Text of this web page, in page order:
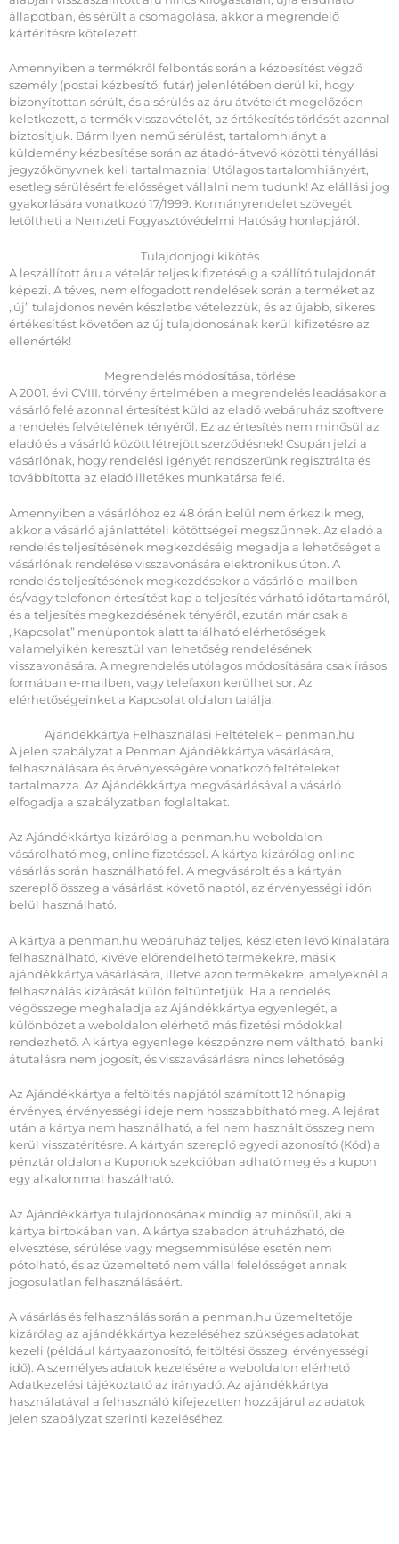
állapotban, és sérült a csomagolása, akkor a megrendelő
kártérítésre kötelezett.
Amennyiben a termékről felbontás során a kézbesítést végző
személy (postai kézbesítő, futár) jelenlétében derül ki, hogy
bizonyítottan sérült, és a sérülés az áru átvételét megelőzően
keletkezett, a termék visszavételét, az értékesítés törlését azonnal
biztosítjuk. Bármilyen nemű sérülést, tartalomhiányt a
küldemény kézbesítése során az átadó-átvevő közötti tényállási
jegyzőkönyvnek kell tartalmaznia! Utólagos tartalomhiányért,
esetleg sérülésért felelősséget vállalni nem tudunk! Az elállási jog
gyakorlására vonatkozó 17/1999. Kormányrendelet szövegét
letöltheti a Nemzeti Fogyasztóvédelmi Hatóság honlapjáról.
Tulajdonjogi kikötés
A leszállított áru a vételár teljes kifizetéséig a szállító tulajdonát
képezi. A téves, nem elfogadott rendelések során a terméket az
„új” tulajdonos nevén készletbe vételezzük, és az újabb, sikeres
értékesítést követően az új tulajdonosának kerül kifizetésre az
ellenérték!
Megrendelés módosítása, törlése
A 2001. évi CVIII. törvény értelmében a megrendelés leadásakor a
vásárló felé azonnal értesítést küld az eladó webáruház szoftvere
a rendelés felvételének tényéről. Ez az értesítés nem minősül az
eladó és a vásárló között létrejött szerződésnek! Csupán jelzi a
vásárlónak, hogy rendelési igényét rendszerünk regisztrálta és
továbbította az eladó illetékes munkatársa felé.
Amennyiben a vásárlóhoz ez 48 órán belül nem érkezik meg,
akkor a vásárló ajánlattételi kötöttségei megszűnnek. Az eladó a
rendelés teljesítésének megkezdéséig megadja a lehetőséget a
vásárlónak rendelése visszavonására elektronikus úton. A
rendelés teljesítésének megkezdésekor a vásárló e-mailben
és/vagy telefonon értesítést kap a teljesítés várható időtartamáról,
és a teljesítés megkezdésének tényéről, ezután már csak a
„Kapcsolat” menüpontok alatt található elérhetőségek
valamelyikén keresztül van lehetőség rendelésének
visszavonására. A megrendelés utólagos módosítására csak írásos
formában e-mailben, vagy telefaxon kerülhet sor. Az
elérhetőségeinket a Kapcsolat oldalon találja.
Ajándékkártya Felhasználási Feltételek – penman.hu
A jelen szabályzat a Penman Ajándékkártya vásárlására,
felhasználására és érvényességére vonatkozó feltételeket
tartalmazza. Az Ajándékkártya megvásárlásával a vásárló
elfogadja a szabályzatban foglaltakat.
Az Ajándékkártya kizárólag a penman.hu weboldalon
vásárolható meg, online fizetéssel. A kártya kizárólag online
vásárlás során használható fel. A megvásárolt és a kártyán
szereplő összeg a vásárlást követő naptól, az érvényességi időn
belül használható.
A kártya a penman.hu webáruház teljes, készleten lévő kínálatára
felhasználható, kivéve előrendelhető termékekre, másik
ajándékkártya vásárlására, illetve azon termékekre, amelyeknél a
felhasználás kizárását külön feltüntetjük. Ha a rendelés
végösszege meghaladja az Ajándékkártya egyenlegét, a
különbözet a weboldalon elérhető más fizetési módokkal
rendezhető. A kártya egyenlege készpénzre nem váltható, banki
átutalásra nem jogosít, és visszavásárlásra nincs lehetőség.
Az Ajándékkártya a feltöltés napjától számított 12 hónapig
érvényes, érvényességi ideje nem hosszabbítható meg. A lejárat
után a kártya nem használható, a fel nem használt összeg nem
kerül visszatérítésre. A kártyán szereplő egyedi azonosító (Kód) a
pénztár oldalon a Kuponok szekcióban adható meg és a kupon
egy alkalommal haszálható.
Az Ajándékkártya tulajdonosának mindig az minősül, aki a
kártya birtokában van. A kártya szabadon átruházható, de
elvesztése, sérülése vagy megsemmisülése esetén nem
pótolható, és az üzemeltető nem vállal felelősséget annak
jogosulatlan felhasználásáért.
A vásárlás és felhasználás során a penman.hu üzemeltetője
kizárólag az ajándékkártya kezeléséhez szükséges adatokat
kezeli (például kártyaazonosító, feltöltési összeg, érvényességi
idő). A személyes adatok kezelésére a weboldalon elérhető
Adatkezelési tájékoztató az irányadó. Az ajándékkártya
használatával a felhasználó kifejezetten hozzájárul az adatok
jelen szabályzat szerinti kezeléséhez.